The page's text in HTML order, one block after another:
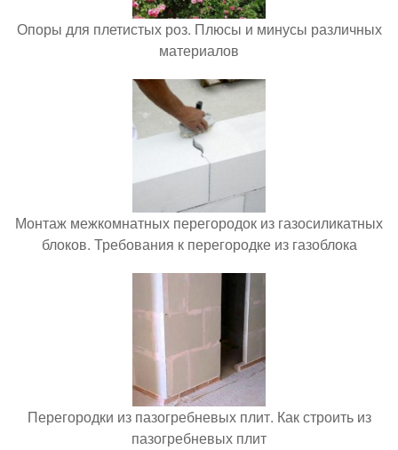
Опоры для плетистых роз. Плюсы и минусы различных
материалов
Монтаж межкомнатных перегородок из газосиликатных
блоков. Требования к перегородке из газоблока
Перегородки из пазогребневых плит. Как строить из
пазогребневых плит